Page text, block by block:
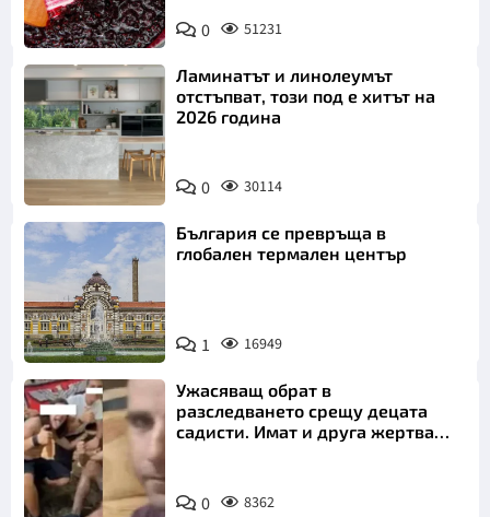
0 51231
Ламинатът и линолеумът
отстъпват, този под е хитът на
2026 година
0 30114
България се превръща в
глобален термален център
1 16949
Ужасяващ обрат в
разследването срещу децата
садисти. Имат и друга жертва
0 8362